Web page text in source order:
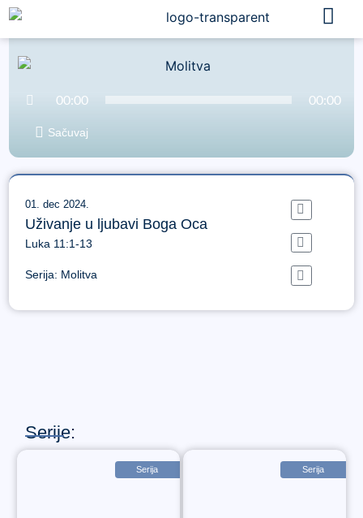
00:00 00:00
Sačuvaj
01. dec 2024.
Uživanje u ljubavi Boga Oca
Luka 11:1-13
Serija: Molitva
Serije:
Serija Serija